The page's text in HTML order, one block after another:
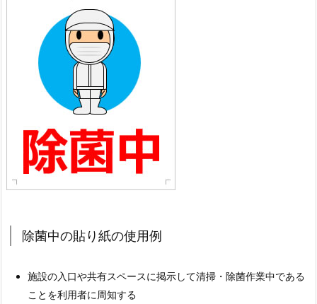
除菌中の貼り紙の使用例
施設の入口や共有スペースに掲示して清掃・除菌作業中である
ことを利用者に周知する